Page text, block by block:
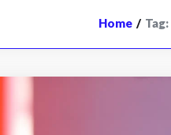
Home / Tag: